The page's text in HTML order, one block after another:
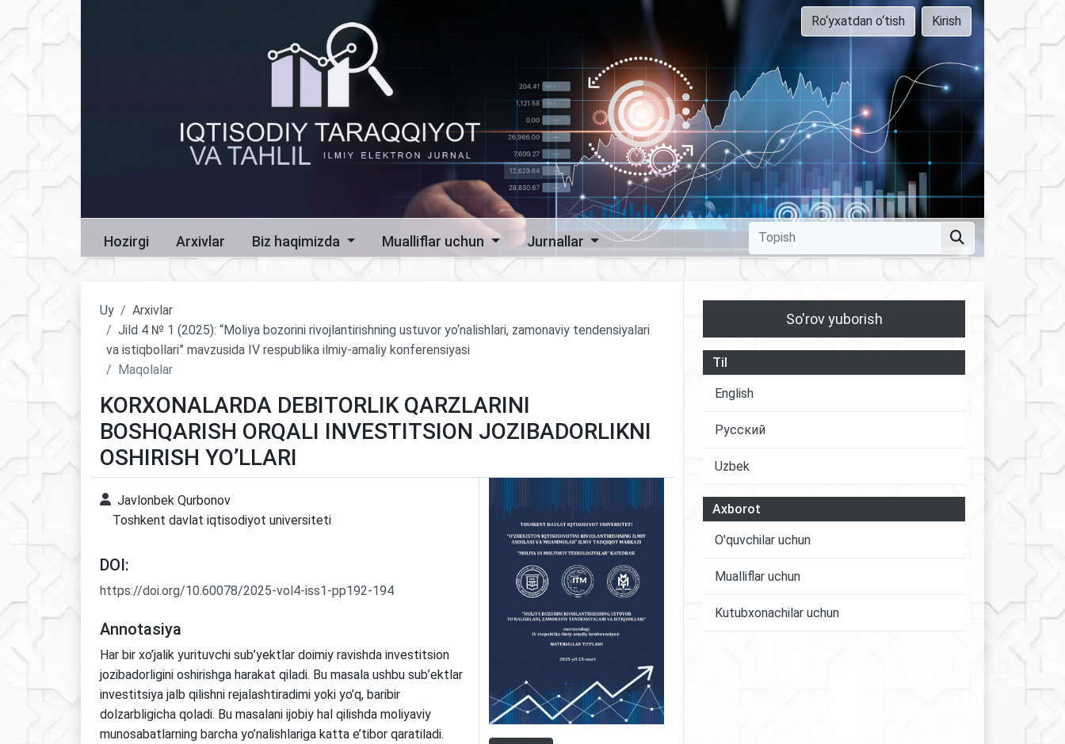
Ro‘yxatdan o‘tish Kirish
Hozirgi Arxivlar Biz haqimizda Mualliflar uchun Jurnallar
Uy
Arxivlar
Jild 4 № 1 (2025): “Moliya bozorini rivojlantirishning ustuvor yo‘nalishlari, zamonaviy tendensiyalari
va istiqbollari” mavzusida IV respublika ilmiy-amaliy konferensiyasi
Maqolalar
KORXONALARDA DEBITORLIK QARZLARINI
BOSHQARISH ORQALI INVESTITSION JOZIBADORLIKNI
OSHIRISH YO’LLARI
Javlonbek Qurbonov
Toshkent davlat iqtisodiyot universiteti
DOI:
https://doi.org/10.60078/2025-vol4-iss1-pp192-194
Annotasiya
Har bir xo’jalik yurituvchi sub’yektlar doimiy ravishda investitsion
jozibadorligini oshirishga harakat qiladi. Bu masala ushbu sub’ektlar
investitsiya jalb qilishni rejalashtiradimi yoki yo’q, baribir
dolzarbligicha qoladi. Bu masalani ijobiy hal qilishda moliyaviy
munosabatlarning barcha yo’nalishlariga katta e’tibor qaratiladi.
So'rov yuborish
Til
English
Русский
Uzbek
Axborot
O'quvchilar uchun
Mualliflar uchun
Kutubxonachilar uchun